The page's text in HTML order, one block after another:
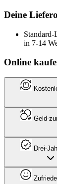
Deine
in 7-14
Online
Geld-
Drei-